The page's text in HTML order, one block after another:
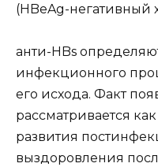
(HBeAg-негативный
анти-HBs
инфекционного
его исхода. Факт
рассматривается
развития
выздоровления